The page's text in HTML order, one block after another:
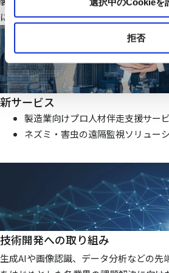
拒否
にお客様価値向上に貢献する仕組みを提
新サービス
製造業向けプロ人材伴走支援サー
ネズミ・害虫の遠隔監視ソリュー
技術開発への取り組み
生成AIや画像認識、データ分析などの先